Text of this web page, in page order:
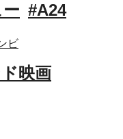
#A24
ビ
映画